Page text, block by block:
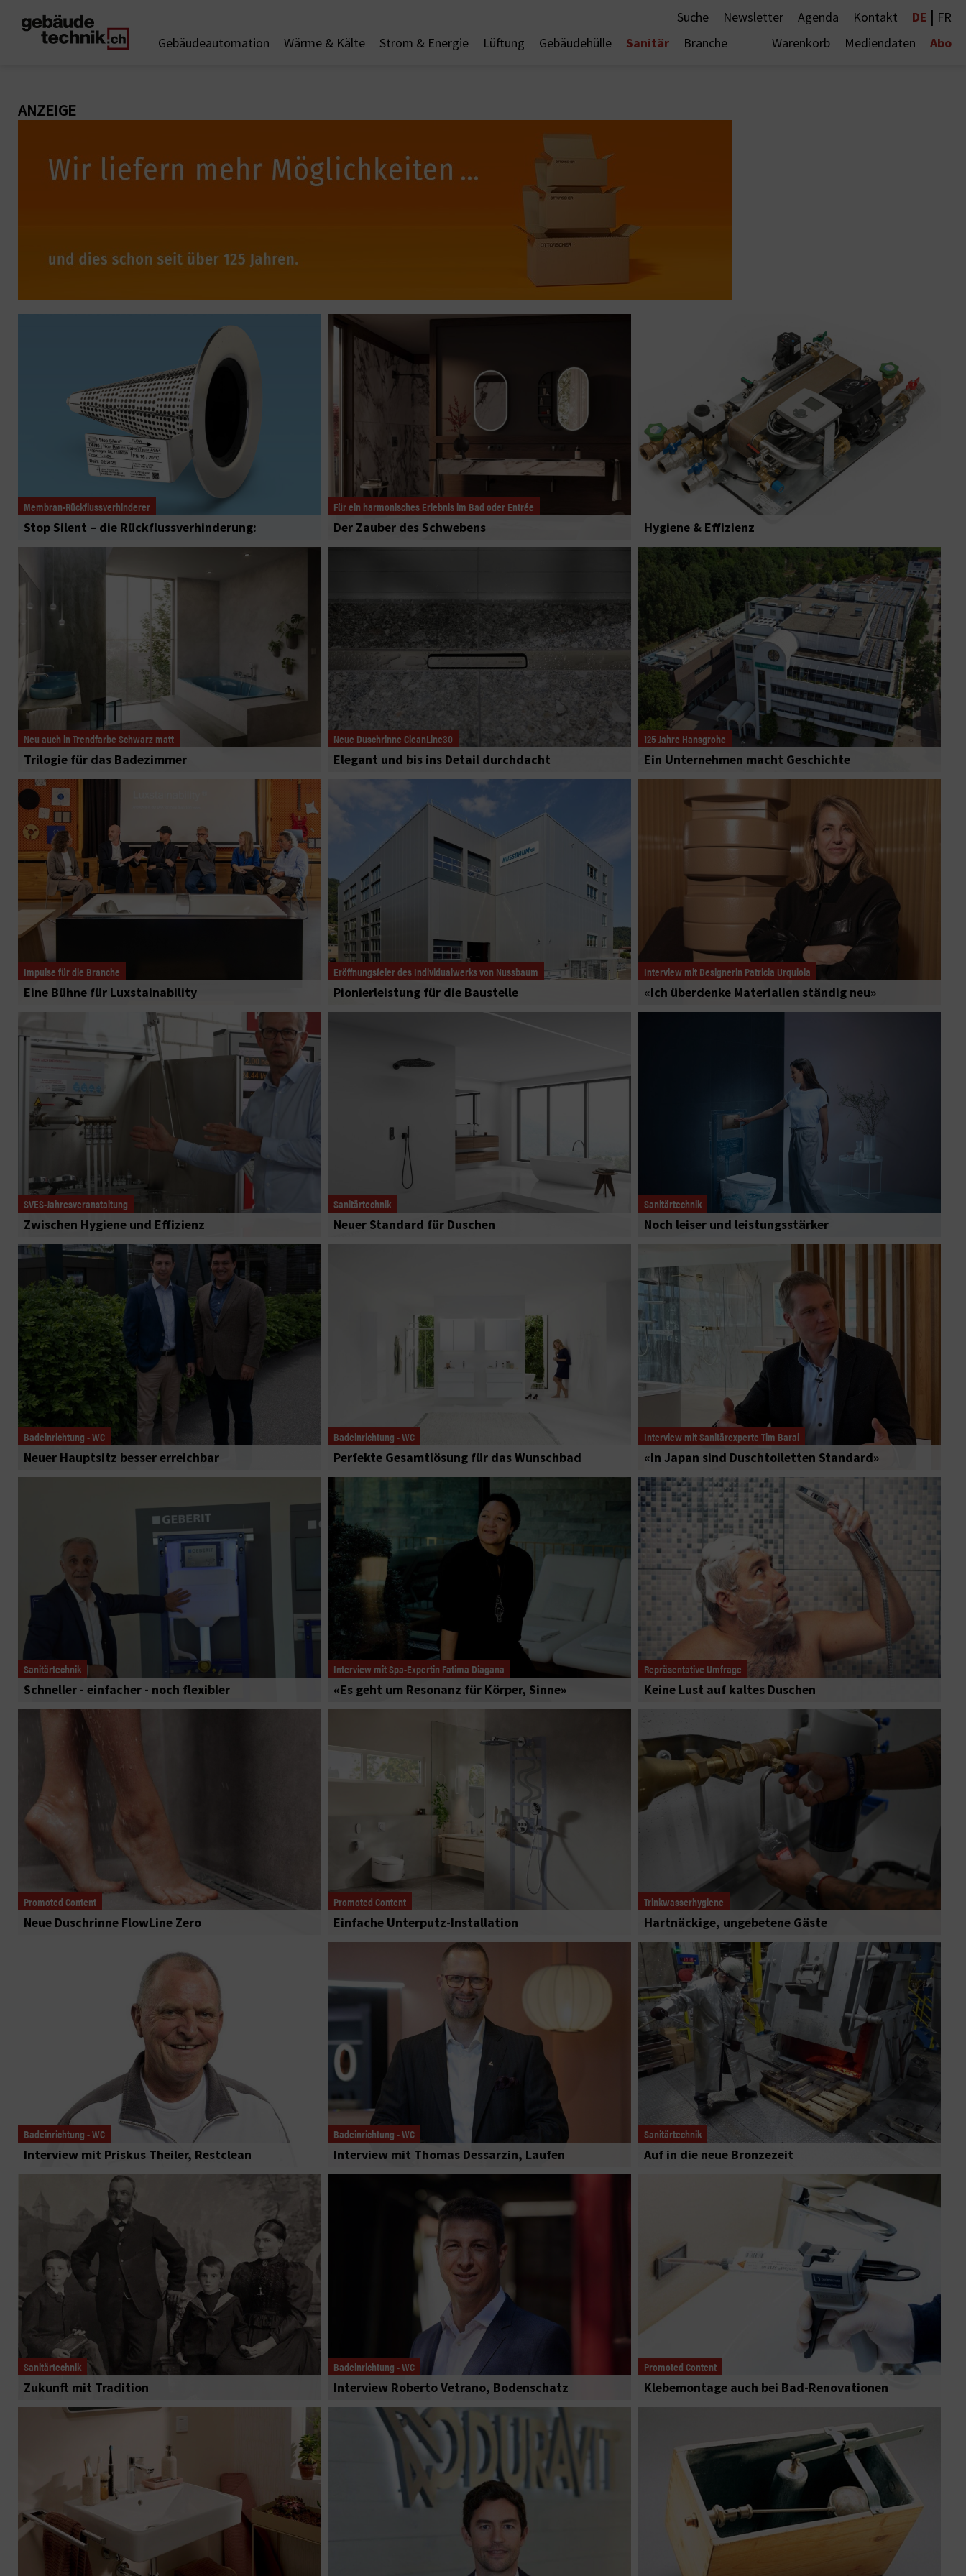
Suche Newsletter Agenda Kontakt DE | FR
Gebäudeautomation
Wärme & Kälte Strom & Energie Lüftung Gebäudehülle Sanitär Branche Warenkorb Mediendaten Abo
ANZEIGE
Membran-Rückflussverhinderer
Stop Silent – die Rückflussverhinderung:
Für ein harmonisches Erlebnis im Bad oder Entrée
Der Zauber des Schwebens Hygiene & Effizienz
Neu auch in Trendfarbe Schwarz matt
Trilogie für das Badezimmer
Neue Duschrinne CleanLine30
Elegant und bis ins Detail durchdacht
125 Jahre Hansgrohe
Ein Unternehmen macht Geschichte
Impulse für die Branche
Eine Bühne für Luxstainability
Eröffnungsfeier des Individualwerks von Nussbaum
Pionierleistung für die Baustelle
Interview mit Designerin Patricia Urquiola
«Ich überdenke Materialien ständig neu»
SVES-Jahresveranstaltung
Zwischen Hygiene und Effizienz
Sanitärtechnik
Neuer Standard für Duschen
Sanitärtechnik
Noch leiser und leistungsstärker
Badeinrichtung - WC
Neuer Hauptsitz besser erreichbar
Badeinrichtung - WC
Perfekte Gesamtlösung für das Wunschbad
Interview mit Sanitärexperte Tim Baral
«In Japan sind Duschtoiletten Standard»
Sanitärtechnik
Schneller - einfacher - noch flexibler
Interview mit Spa-Expertin Fatima Diagana
«Es geht um Resonanz für Körper, Sinne»
Repräsentative Umfrage
Keine Lust auf kaltes Duschen
Promoted Content
Neue Duschrinne FlowLine Zero
Promoted Content
Einfache Unterputz-Installation
Trinkwasserhygiene
Hartnäckige, ungebetene Gäste
Badeinrichtung - WC
Interview mit Priskus Theiler, Restclean
Badeinrichtung - WC
Interview mit Thomas Dessarzin, Laufen
Sanitärtechnik
Auf in die neue Bronzezeit
Sanitärtechnik
Zukunft mit Tradition
Badeinrichtung - WC
Interview Roberto Vetrano, Bodenschatz
Promoted Content
Klebemontage auch bei Bad-Renovationen